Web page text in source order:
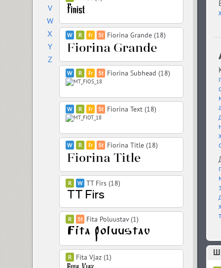
V
W
X
Y
Z
Fiorina Grande (18)
Fiorina Subhead (18)
Fiorina Text (18)
Fiorina Title (18)
TT Firs (18)
Fita Poluustav (1)
Fita Vjaz (1)